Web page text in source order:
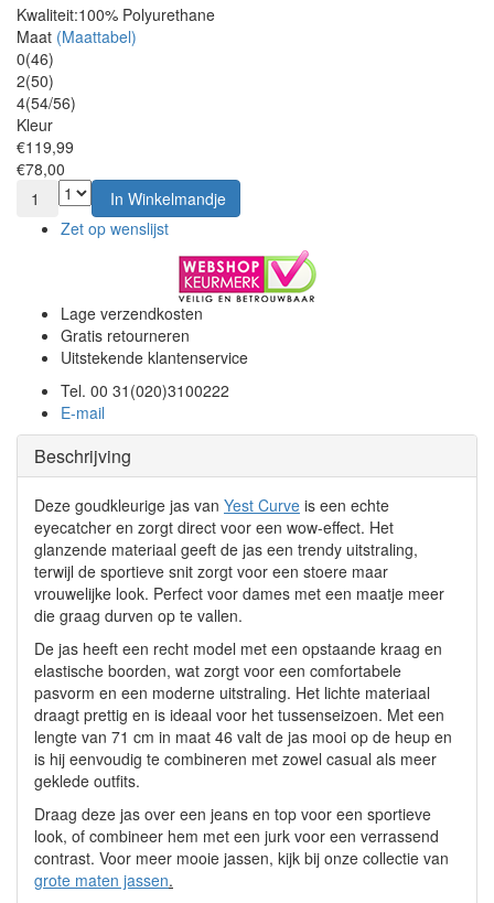
Kwaliteit:100% Polyurethane
Maat (Maattabel)
0(46)
2(50)
4(54/56)
Kleur
€119,99
€78,00
1
In Winkelmandje
Zet op wenslijst
Lage verzendkosten
Gratis retourneren
Uitstekende klantenservice
Tel. 00 31(020)3100222
E-mail
Beschrijving
Deze goudkleurige jas van Yest Curve is een echte
eyecatcher en zorgt direct voor een wow-effect. Het
glanzende materiaal geeft de jas een trendy uitstraling,
terwijl de sportieve snit zorgt voor een stoere maar
vrouwelijke look. Perfect voor dames met een maatje meer
die graag durven op te vallen.
De jas heeft een recht model met een opstaande kraag en
elastische boorden, wat zorgt voor een comfortabele
pasvorm en een moderne uitstraling. Het lichte materiaal
draagt prettig en is ideaal voor het tussenseizoen. Met een
lengte van 71 cm in maat 46 valt de jas mooi op de heup en
is hij eenvoudig te combineren met zowel casual als meer
geklede outfits.
Draag deze jas over een jeans en top voor een sportieve
look, of combineer hem met een jurk voor een verrassend
contrast. Voor meer mooie jassen, kijk bij onze collectie van
grote maten jassen.